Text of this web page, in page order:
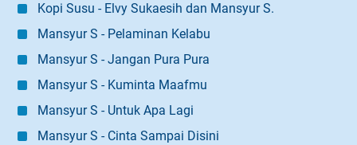
Kopi Susu - Elvy Sukaesih dan Mansyur S.
Mansyur S - Pelaminan Kelabu
Mansyur S - Jangan Pura Pura
Mansyur S - Kuminta Maafmu
Mansyur S - Untuk Apa Lagi
Mansyur S - Cinta Sampai Disini